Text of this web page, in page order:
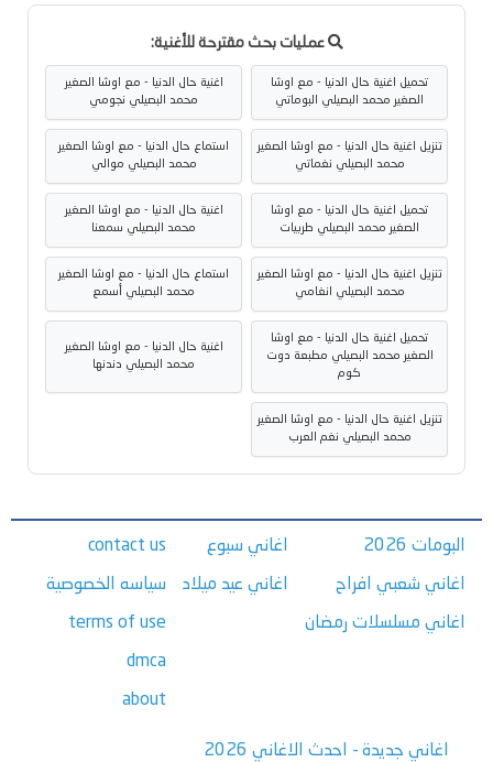
عمليات بحث مقترحة للأغنية:
تحميل اغنية حال الدنيا - مع اوشا
الصغير محمد البصيلي البوماتي
اغنية حال الدنيا - مع اوشا الصغير
محمد البصيلي نجومي
تنزيل اغنية حال الدنيا - مع اوشا الصغير
محمد البصيلي نغماتي
استماع حال الدنيا - مع اوشا الصغير
محمد البصيلي موالي
تحميل اغنية حال الدنيا - مع اوشا
الصغير محمد البصيلي طربيات
اغنية حال الدنيا - مع اوشا الصغير
محمد البصيلي سمعنا
تنزيل اغنية حال الدنيا - مع اوشا الصغير
محمد البصيلي انغامي
استماع حال الدنيا - مع اوشا الصغير
محمد البصيلي أسمع
تحميل اغنية حال الدنيا - مع اوشا
الصغير محمد البصيلي مطبعة دوت
كوم
اغنية حال الدنيا - مع اوشا الصغير
محمد البصيلي دندنها
تنزيل اغنية حال الدنيا - مع اوشا الصغير
محمد البصيلي نغم العرب
البومات 2026
اغاني شعبي افراح
اغاني مسلسلات رمضان
اغاني سبوع
اغاني عيد ميلاد
contact us
سياسه الخصوصية
terms of use
dmca
about
اغاني جديدة - احدث الاغاني 2026